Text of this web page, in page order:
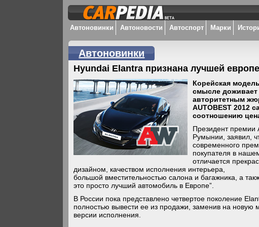
Автоновинки Автоновости Автоспорт Марки
Автоновинки
Hyundai Elantra признана лучшей
Корейская
смысле доживает
авторитетным
AUTOBEST 2012
соотношению
Президент премии
Румынии, заявил,
современного
покупателя в
отличается
дизайном, качеством исполнения интерьера,
большой вместительностью салона и багажника, а
это просто лучший автомобиль в Европе”.
В России пока представлено четвертое поколение
полностью вывести ее из продажи, заменив на новую
версии исполнения.